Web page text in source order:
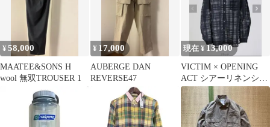
¥58,000
MAATEE&SONS H
wool 無双TROUSER 1
¥ 17,000
AUBERGE DAN
REVERSE47
現在 ¥13,000
VICTIM × OPENING
ACT シアーリネンシャ
ツ